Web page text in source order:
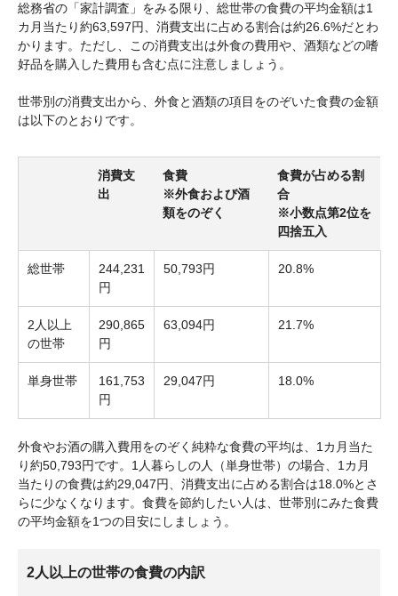
総務省の「家計調査」をみる限り、総世帯の食費の平均金額は1
カ月当たり約63,597円、消費支出に占める割合は約26.6%だとわ
かります。ただし、この消費支出は外食の費用や、酒類などの嗜
好品を購入した費用も含む点に注意しましょう。
世帯別の消費支出から、外食と酒類の項目をのぞいた食費の金額
は以下のとおりです。
消費支
出
食費
※外食および酒
類をのぞく
食費が占める割
合
※小数点第2位を
四捨五入
総世帯
244,231
円
50,793円 20.8%
2人以上
の世帯
290,865
円
63,094円 21.7%
単身世帯
161,753
円
29,047円 18.0%
外食やお酒の購入費用をのぞく純粋な食費の平均は、1カ月当た
り約50,793円です。1人暮らしの人（単身世帯）の場合、1カ月
当たりの食費は約29,047円、消費支出に占める割合は18.0%とさ
らに少なくなります。食費を節約したい人は、世帯別にみた食費
の平均金額を1つの目安にしましょう。
2人以上の世帯の食費の内訳